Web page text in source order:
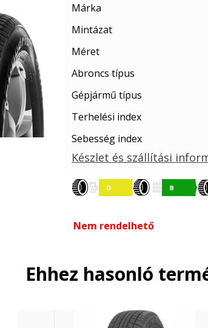
Márka
Mintázat
Méret
Abroncs típus
Gépjármű típus
Terhelési index
Sebesség index
Készlet és szállítási
Nem rendelhető
Ehhez hasonló